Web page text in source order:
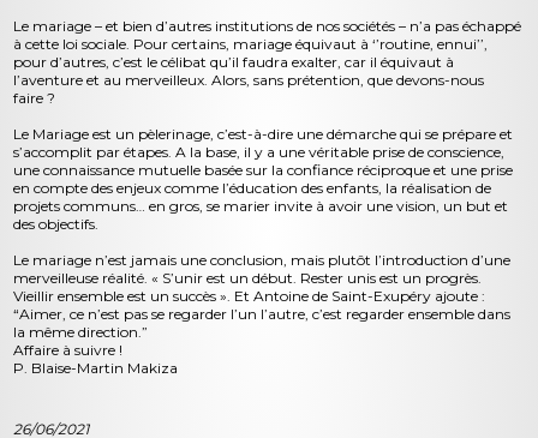
Le mariage – et bien d’autres institutions de nos sociétés – n’a pas échappé
à cette loi sociale. Pour certains, mariage équivaut à ‘’routine, ennui’’,
pour d’autres, c’est le célibat qu’il faudra exalter, car il équivaut à
l’aventure et au merveilleux. Alors, sans prétention, que devons-nous
faire ?
Le Mariage est un pèlerinage, c’est-à-dire une démarche qui se prépare et
s’accomplit par étapes. A la base, il y a une véritable prise de conscience,
une connaissance mutuelle basée sur la confiance réciproque et une prise
en compte des enjeux comme l’éducation des enfants, la réalisation de
projets communs… en gros, se marier invite à avoir une vision, un but et
des objectifs.
Le mariage n’est jamais une conclusion, mais plutôt l’introduction d’une
merveilleuse réalité. « S’unir est un début. Rester unis est un progrès.
Vieillir ensemble est un succès ». Et Antoine de Saint-Exupéry ajoute :
“Aimer, ce n’est pas se regarder l’un l’autre, c’est regarder ensemble dans
la même direction.”
Affaire à suivre !
P. Blaise-Martin Makiza
26/06/2021